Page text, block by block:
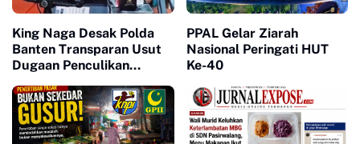
King Naga Desak Polda
Banten Transparan Usut
Dugaan Penculikan
PPAL Gelar Ziarah
Nasional Peringati HUT
Ke-40